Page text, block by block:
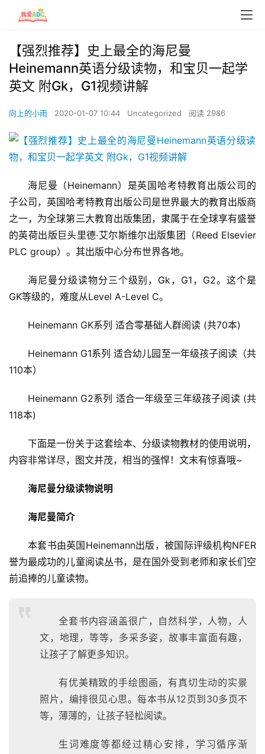
【强烈推荐】史上最全的海尼曼
Heinemann英语分级读物，和宝贝一起学
英文 附Gk，G1视频讲解
向上的小雨 2020-01-07 10:44 Uncategorized 阅读 2986
海尼曼（Heinemann）是英国哈考特教育出版公司的
子公司，英国哈考特教育出版公司是世界最大的教育出版商
之一，为全球第三大教育出版集团，隶属于在全球享有盛誉
的英荷出版巨头里德·艾尔斯维尔出版集团（Reed Elsevier
PLC group）。其出版中心分布世界各地。
海尼曼分级读物分三个级别，Gk，G1，G2。这个是
GK等级的，难度从Level A-Level C。
Heinemann GK系列 适合零基础人群阅读 (共70本)
Heinemann G1系列 适合幼儿园至一年级孩子阅读（共
110本）
Heinemann G2系列 适合一年级至三年级孩子阅读 (共
118本)
下面是一份关于这套绘本、分级读物教材的使用说明，
内容非常详尽，图文并茂，相当的强悍！文末有惊喜哦~
海尼曼分级读物说明
海尼曼简介
本套书由英国Heinemann出版，被国际评级机构NFER
誉为最成功的儿童阅读丛书，是在国外受到老师和家长们空
前追捧的儿童读物。
全套书内容涵盖很广，自然科学，人物，人
文，地理，等等，多采多姿，故事丰富面有趣，
让孩子了解更多知识。
有优美精致的手绘图画，有真切生动的实景
照片，编排很见心思。每本书从12页到30多页不
等，薄薄的，让孩子轻松阅读。
生词难度等都经过精心安排，学习循序渐